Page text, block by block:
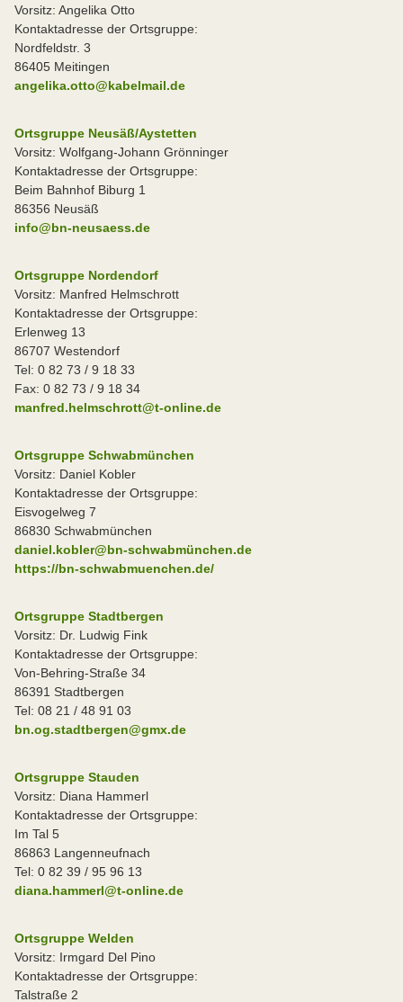
Vorsitz: Angelika Otto
Kontaktadresse der Ortsgruppe:
Nordfeldstr. 3
86405 Meitingen
angelika.otto@kabelmail.de
Ortsgruppe Neusäß/Aystetten
Vorsitz: Wolfgang-Johann Grönninger
Kontaktadresse der Ortsgruppe:
Beim Bahnhof Biburg 1
86356 Neusäß
info@bn-neusaess.de
Ortsgruppe Nordendorf
Vorsitz: Manfred Helmschrott
Kontaktadresse der Ortsgruppe:
Erlenweg 13
86707 Westendorf
Tel: 0 82 73 / 9 18 33
Fax: 0 82 73 / 9 18 34
manfred.helmschrott@t-online.de
Ortsgruppe Schwabmünchen
Vorsitz: Daniel Kobler
Kontaktadresse der Ortsgruppe:
Eisvogelweg 7
86830 Schwabmünchen
daniel.kobler@bn-schwabmünchen.de
https://bn-schwabmuenchen.de/
Ortsgruppe Stadtbergen
Vorsitz: Dr. Ludwig Fink
Kontaktadresse der Ortsgruppe:
Von-Behring-Straße 34
86391 Stadtbergen
Tel: 08 21 / 48 91 03
bn.og.stadtbergen@gmx.de
Ortsgruppe Stauden
Vorsitz: Diana Hammerl
Kontaktadresse der Ortsgruppe:
Im Tal 5
86863 Langenneufnach
Tel: 0 82 39 / 95 96 13
diana.hammerl@t-online.de
Ortsgruppe Welden
Vorsitz: Irmgard Del Pino
Kontaktadresse der Ortsgruppe:
Talstraße 2